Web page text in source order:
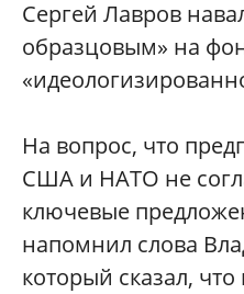
Сергей Лавров
образцовым» на
На вопрос, что
США и НАТО не
ключевые
напомнил слова
который сказал,